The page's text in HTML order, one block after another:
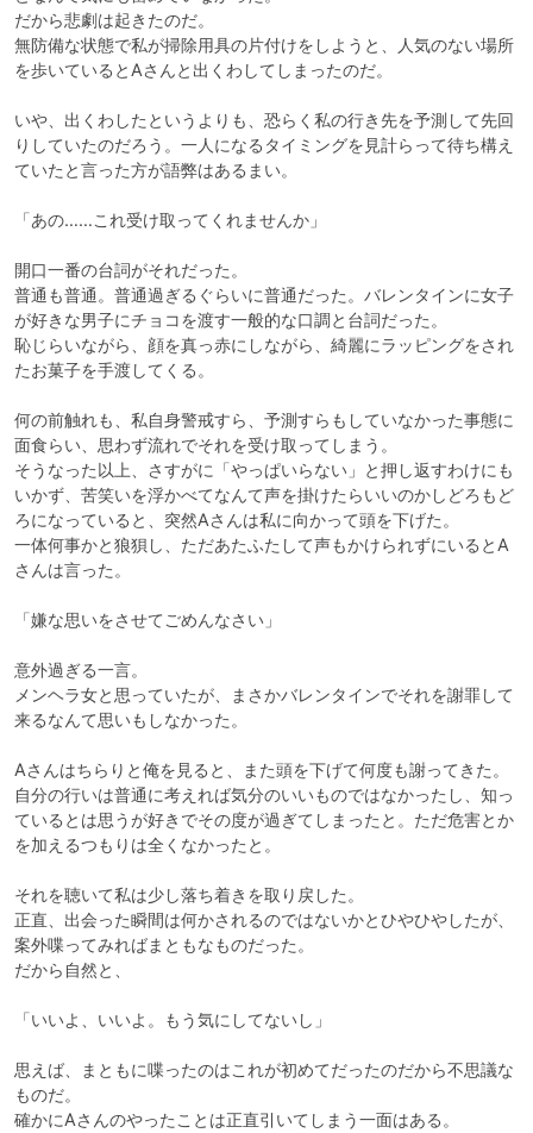
だから悲劇は起きたのだ。
無防備な状態で私が掃除用具の片付けをしようと、人気のない場所
を歩いているとAさんと出くわしてしまったのだ。
いや、出くわしたというよりも、恐らく私の行き先を予測して先回
りしていたのだろう。一人になるタイミングを見計らって待ち構え
ていたと言った方が語弊はあるまい。
「あの……これ受け取ってくれませんか」
開口一番の台詞がそれだった。
普通も普通。普通過ぎるぐらいに普通だった。バレンタインに女子
が好きな男子にチョコを渡す一般的な口調と台詞だった。
恥じらいながら、顔を真っ赤にしながら、綺麗にラッピングをされ
たお菓子を手渡してくる。
何の前触れも、私自身警戒すら、予測すらもしていなかった事態に
面食らい、思わず流れでそれを受け取ってしまう。
そうなった以上、さすがに「やっぱいらない」と押し返すわけにも
いかず、苦笑いを浮かべてなんて声を掛けたらいいのかしどろもど
ろになっていると、突然Aさんは私に向かって頭を下げた。
一体何事かと狼狽し、ただあたふたして声もかけられずにいるとA
さんは言った。
「嫌な思いをさせてごめんなさい」
意外過ぎる一言。
メンヘラ女と思っていたが、まさかバレンタインでそれを謝罪して
来るなんて思いもしなかった。
Aさんはちらりと俺を見ると、また頭を下げて何度も謝ってきた。
自分の行いは普通に考えれば気分のいいものではなかったし、知っ
ているとは思うが好きでその度が過ぎてしまったと。ただ危害とか
を加えるつもりは全くなかったと。
それを聴いて私は少し落ち着きを取り戻した。
正直、出会った瞬間は何かされるのではないかとひやひやしたが、
案外喋ってみればまともなものだった。
だから自然と、
「いいよ、いいよ。もう気にしてないし」
思えば、まともに喋ったのはこれが初めてだったのだから不思議な
ものだ。
確かにAさんのやったことは正直引いてしまう一面はある。